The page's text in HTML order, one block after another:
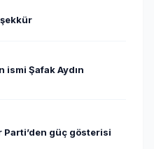
ismi Şafak Aydın
Parti’den güç gösterisi